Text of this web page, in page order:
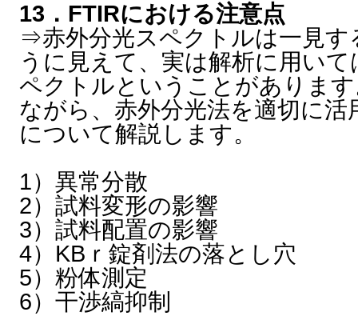
13．FTIRにおける注意点
⇒赤外分光スペクトルは一見す
うに見えて、実は解析に用い
ペクトルということがありま
ながら、赤外分光法を適切に
について解説します。
1）異常分散
2）試料変形の影響
3）試料配置の影響
4）KBｒ錠剤法の落とし穴
5）粉体測定
6）干渉縞抑制